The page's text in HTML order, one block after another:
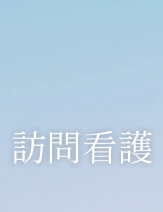
居宅介護支援・訪問介護・訪問看護サービス・保育事業
訪問看護